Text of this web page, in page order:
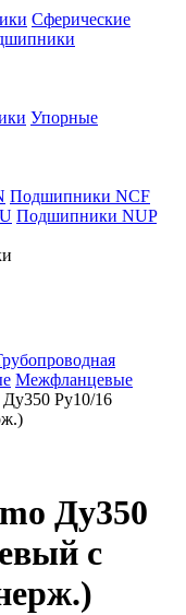
Сферические
Упорные
Подшипники NCF
Подшипники NUP
Межфланцевые
Ру10/16
Ду350
с